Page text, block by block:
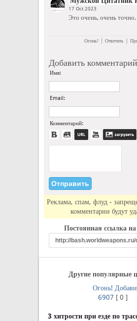
17 Oct 2023
Это очень, очень точно.
Огонь! Ответить
Добавить комментарий
Имя:
Email:
Комментарий:
Реклама, спам, флуд -
комментарии будут
Постоянная ссылка на
Другие популярные
Огонь!
6907 [ 0 ]
3 хитрости при езде по